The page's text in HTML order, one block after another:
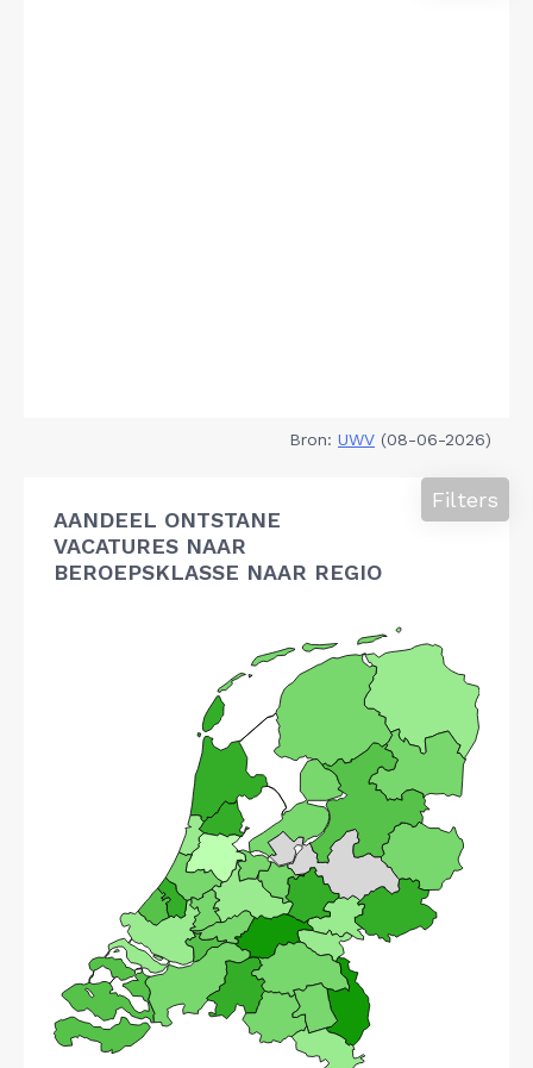
Bron: UWV (08-06-2026)
AANDEEL ONTSTANE
VACATURES NAAR
BEROEPSKLASSE NAAR REGIO
Filters